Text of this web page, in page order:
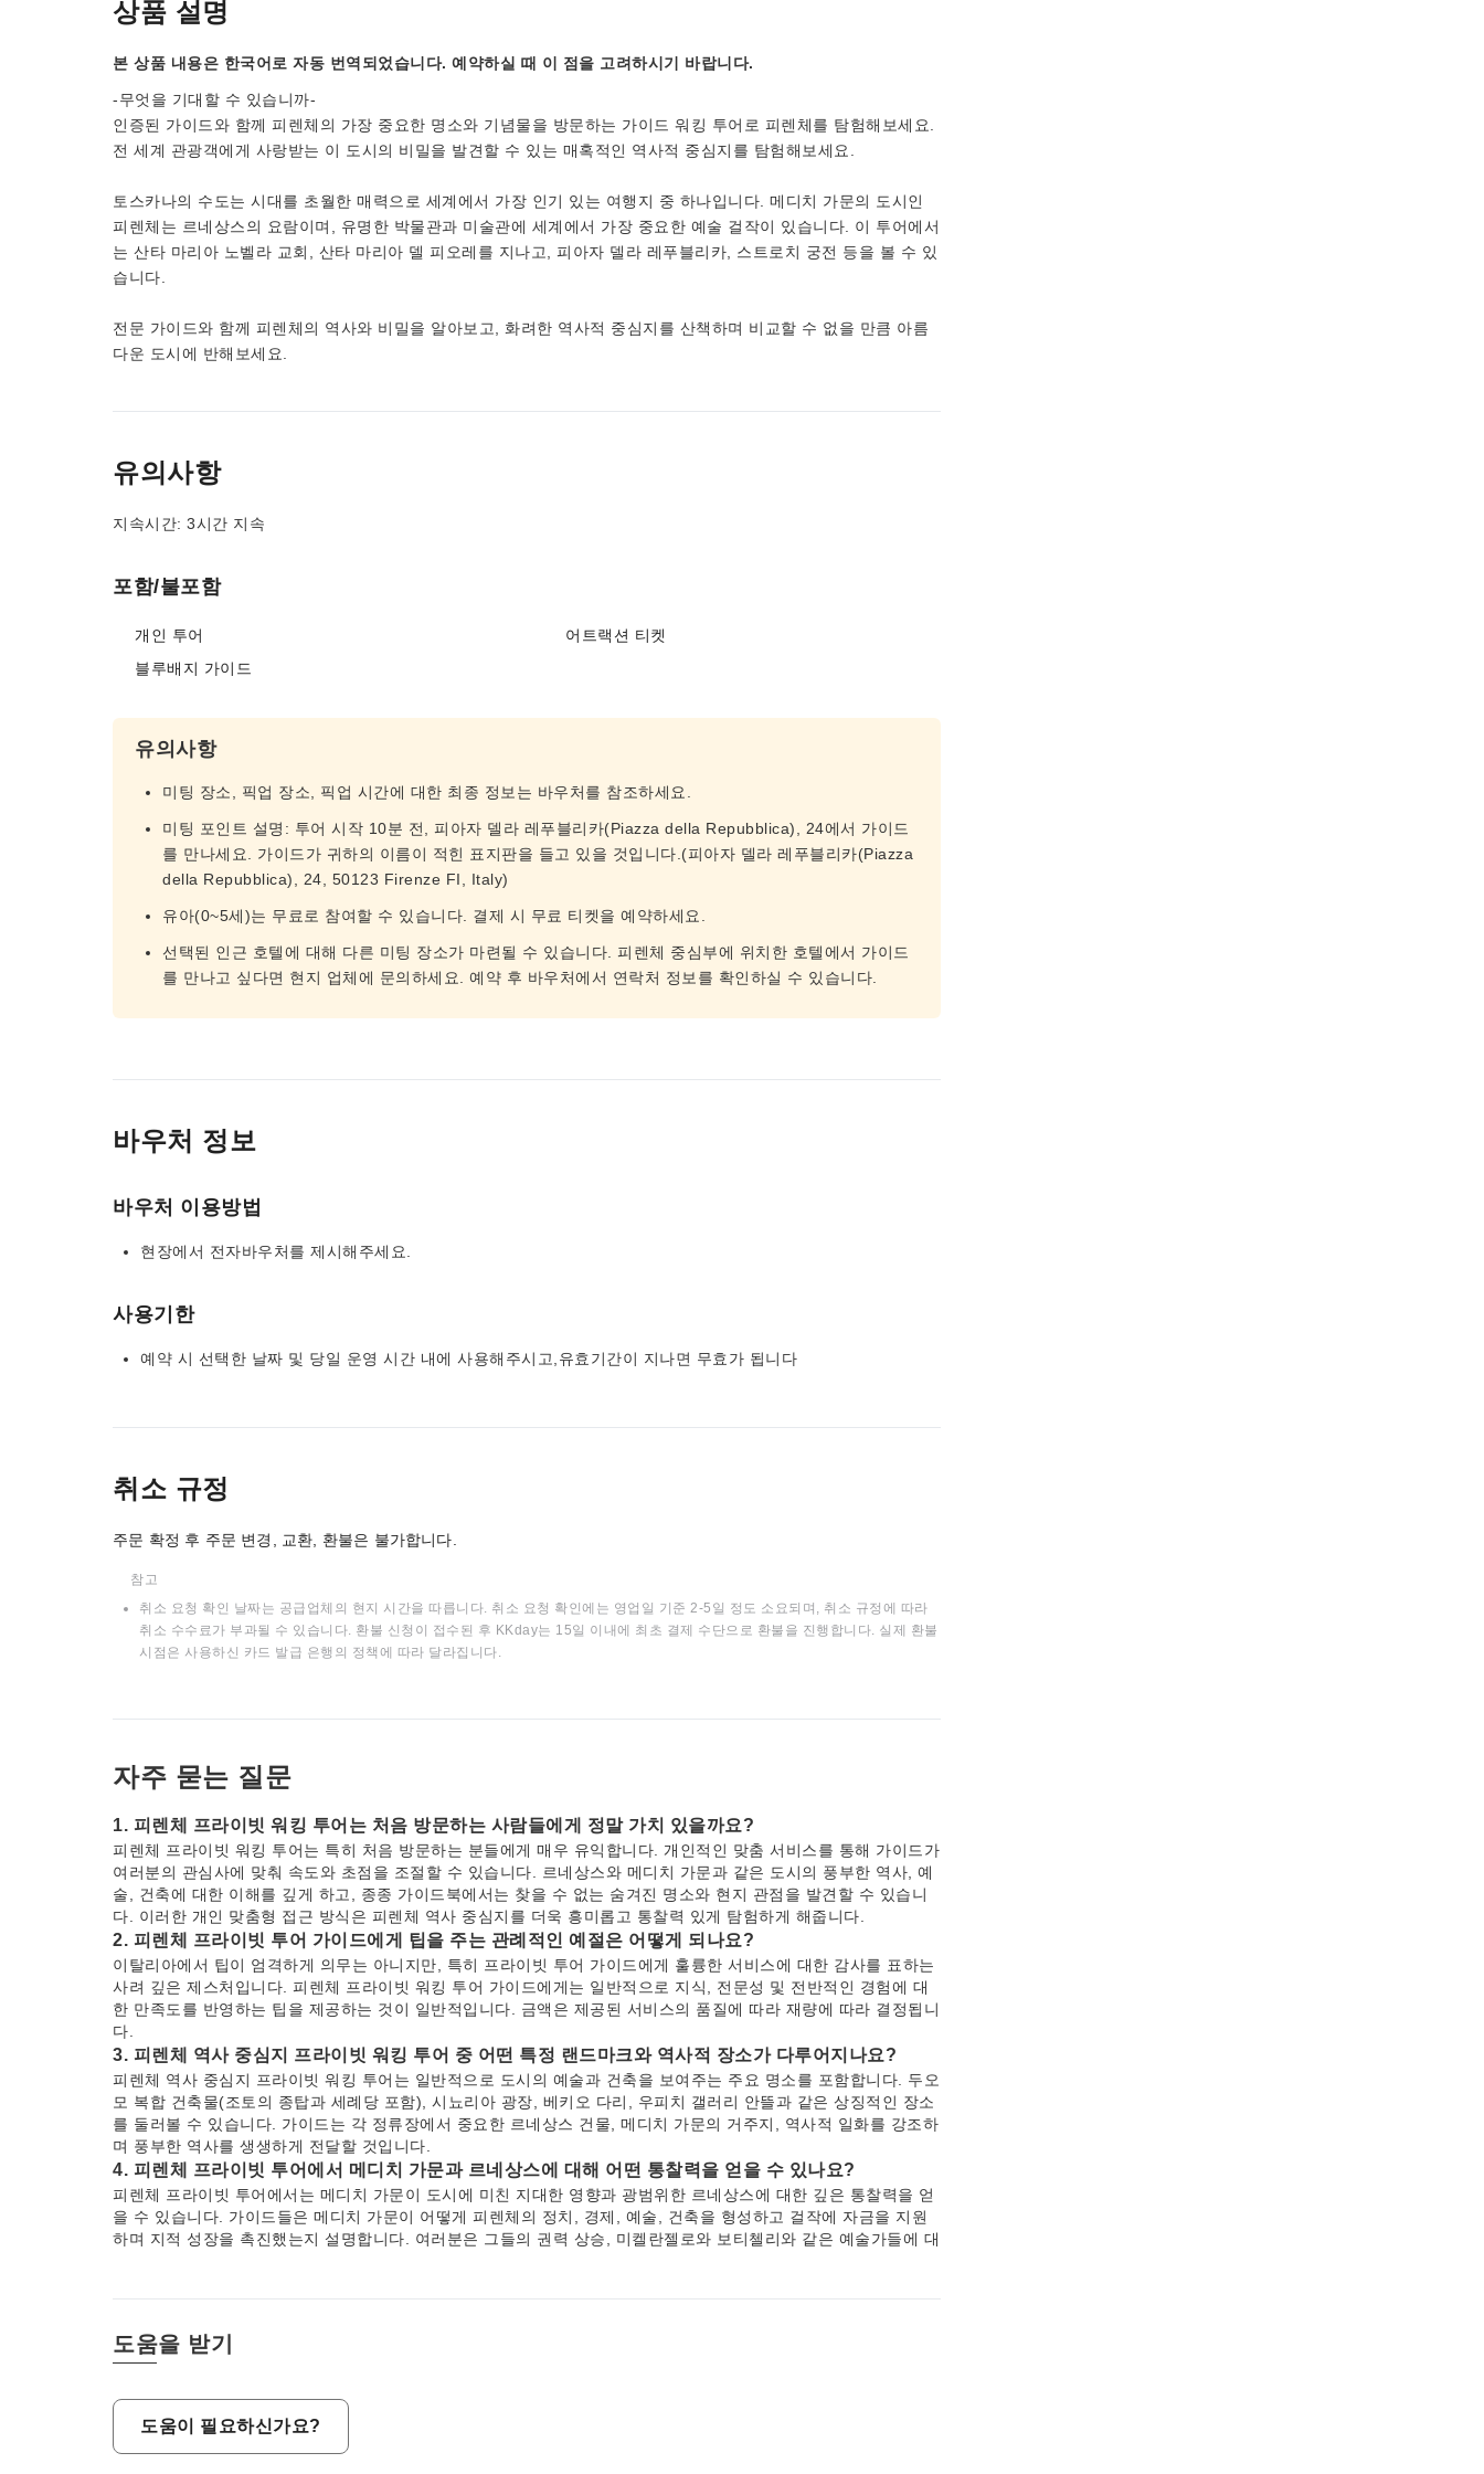
상품 설명
본 상품 내용은 한국어로 자동 번역되었습니다. 예약하실 때 이 점을 고려하시기 바랍니다.
-무엇을 기대할 수 있습니까-
인증된 가이드와 함께 피렌체의 가장 중요한 명소와 기념물을 방문하는 가이드 워킹 투어로 피렌체를 탐험해보세요.
전 세계 관광객에게 사랑받는 이 도시의 비밀을 발견할 수 있는 매혹적인 역사적 중심지를 탐험해보세요.
토스카나의 수도는 시대를 초월한 매력으로 세계에서 가장 인기 있는 여행지 중 하나입니다. 메디치 가문의 도시인
피렌체는 르네상스의 요람이며, 유명한 박물관과 미술관에 세계에서 가장 중요한 예술 걸작이 있습니다. 이 투어에서
는 산타 마리아 노벨라 교회, 산타 마리아 델 피오레를 지나고, 피아자 델라 레푸블리카, 스트로치 궁전 등을 볼 수 있
습니다.
전문 가이드와 함께 피렌체의 역사와 비밀을 알아보고, 화려한 역사적 중심지를 산책하며 비교할 수 없을 만큼 아름
다운 도시에 반해보세요.
유의사항
지속시간: 3시간 지속
포함/불포함
개인 투어
블루배지 가이드
어트랙션 티켓
유의사항
미팅 장소, 픽업 장소, 픽업 시간에 대한 최종 정보는 바우처를 참조하세요.
미팅 포인트 설명: 투어 시작 10분 전, 피아자 델라 레푸블리카(Piazza della Repubblica), 24에서 가이드
를 만나세요. 가이드가 귀하의 이름이 적힌 표지판을 들고 있을 것입니다.(피아자 델라 레푸블리카(Piazza
della Repubblica), 24, 50123 Firenze FI, Italy)
유아(0~5세)는 무료로 참여할 수 있습니다. 결제 시 무료 티켓을 예약하세요.
선택된 인근 호텔에 대해 다른 미팅 장소가 마련될 수 있습니다. 피렌체 중심부에 위치한 호텔에서 가이드
를 만나고 싶다면 현지 업체에 문의하세요. 예약 후 바우처에서 연락처 정보를 확인하실 수 있습니다.
바우처 정보
바우처 이용방법
현장에서 전자바우처를 제시해주세요.
사용기한
예약 시 선택한 날짜 및 당일 운영 시간 내에 사용해주시고,유효기간이 지나면 무효가 됩니다
취소 규정
주문 확정 후 주문 변경, 교환, 환불은 불가합니다.
참고
취소 요청 확인 날짜는 공급업체의 현지 시간을 따릅니다. 취소 요청 확인에는 영업일 기준 2-5일 정도 소요되며, 취소 규정에 따라
취소 수수료가 부과될 수 있습니다. 환불 신청이 접수된 후 KKday는 15일 이내에 최초 결제 수단으로 환불을 진행합니다. 실제 환불
시점은 사용하신 카드 발급 은행의 정책에 따라 달라집니다.
자주 묻는 질문
1. 피렌체 프라이빗 워킹 투어는 처음 방문하는 사람들에게 정말 가치 있을까요?
피렌체 프라이빗 워킹 투어는 특히 처음 방문하는 분들에게 매우 유익합니다. 개인적인 맞춤 서비스를 통해 가이드가
여러분의 관심사에 맞춰 속도와 초점을 조절할 수 있습니다. 르네상스와 메디치 가문과 같은 도시의 풍부한 역사, 예
술, 건축에 대한 이해를 깊게 하고, 종종 가이드북에서는 찾을 수 없는 숨겨진 명소와 현지 관점을 발견할 수 있습니
다. 이러한 개인 맞춤형 접근 방식은 피렌체 역사 중심지를 더욱 흥미롭고 통찰력 있게 탐험하게 해줍니다.
2. 피렌체 프라이빗 투어 가이드에게 팁을 주는 관례적인 예절은 어떻게 되나요?
이탈리아에서 팁이 엄격하게 의무는 아니지만, 특히 프라이빗 투어 가이드에게 훌륭한 서비스에 대한 감사를 표하는
사려 깊은 제스처입니다. 피렌체 프라이빗 워킹 투어 가이드에게는 일반적으로 지식, 전문성 및 전반적인 경험에 대
한 만족도를 반영하는 팁을 제공하는 것이 일반적입니다. 금액은 제공된 서비스의 품질에 따라 재량에 따라 결정됩니
다.
3. 피렌체 역사 중심지 프라이빗 워킹 투어 중 어떤 특정 랜드마크와 역사적 장소가 다루어지나요?
피렌체 역사 중심지 프라이빗 워킹 투어는 일반적으로 도시의 예술과 건축을 보여주는 주요 명소를 포함합니다. 두오
모 복합 건축물(조토의 종탑과 세례당 포함), 시뇨리아 광장, 베키오 다리, 우피치 갤러리 안뜰과 같은 상징적인 장소
를 둘러볼 수 있습니다. 가이드는 각 정류장에서 중요한 르네상스 건물, 메디치 가문의 거주지, 역사적 일화를 강조하
며 풍부한 역사를 생생하게 전달할 것입니다.
4. 피렌체 프라이빗 투어에서 메디치 가문과 르네상스에 대해 어떤 통찰력을 얻을 수 있나요?
피렌체 프라이빗 투어에서는 메디치 가문이 도시에 미친 지대한 영향과 광범위한 르네상스에 대한 깊은 통찰력을 얻
을 수 있습니다. 가이드들은 메디치 가문이 어떻게 피렌체의 정치, 경제, 예술, 건축을 형성하고 걸작에 자금을 지원
하며 지적 성장을 촉진했는지 설명합니다. 여러분은 그들의 권력 상승, 미켈란젤로와 보티첼리와 같은 예술가들에 대
피렌체 역사 중심지는 주로 보행자에게 친숙하여 프라이빗 투어 중에 걷는 것이 가장 편리하고 즐거운 탐험 방법입니
다. 많은 주요 명소들이 가까이 있습니다. 약간 더 먼 거리를 이동할 때는 전기 미니버스(1, 2, 3, 4번 노선)가 중심지
지 항상 직접 도달하지 못할 수 있습니다.
6. 피렌체 내 명소까지 대중교통 이용은 얼마나 효과적인가요?
피렌체의 대중교통, 주로 버스와 트램은 중앙 보행자 구역 외부의 명소까지 이동하는 데 효과적입니다. 역사 중심지
도움을 받기
도움이 필요하신가요?